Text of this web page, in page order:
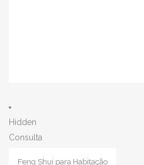
Hidden
Consulta